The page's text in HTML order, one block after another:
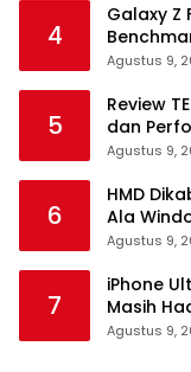
4
Galaxy Z
Agustus 9,
5
Review
dan
Agustus 9,
6
HMD
Ala
Agustus 9,
7
iPhone
Masih
Agustus 9,